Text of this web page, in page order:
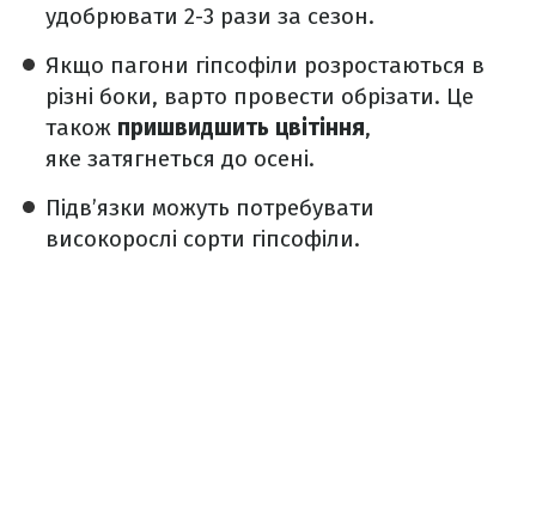
удобрювати 2-3 рази за сезон.
Якщо пагони гіпсофіли розростаються в
різні боки, варто провести обрізати. Це
також пришвидшить цвітіння,
яке затягнеться до осені.
Підв’язки можуть потребувати
високорослі сорти гіпсофіли.